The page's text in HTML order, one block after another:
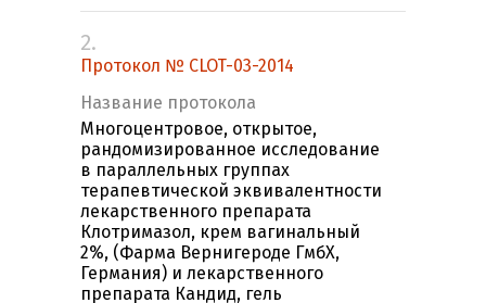
2.
Протокол № CLOT-03-2014
Название протокола
Многоцентровое, открытое,
рандомизированное исследование
в параллельных группах
терапевтической эквивалентности
лекарственного препарата
Клотримазол, крем вагинальный
2%, (Фарма Вернигероде ГмбХ,
Германия) и лекарственного
препарата Кандид, гель